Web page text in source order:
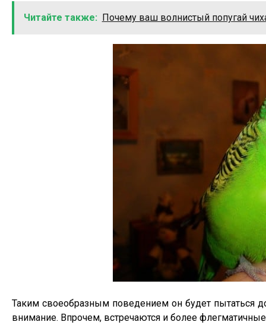
Читайте также: Почему ваш волнистый попугай
Таким своеобразным поведением он будет пытаться
внимание. Впрочем, встречаются и более